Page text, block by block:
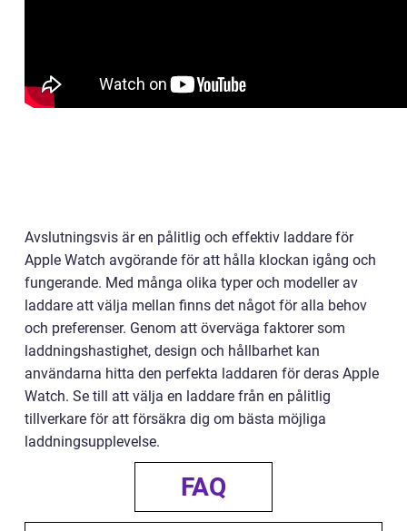
Avslutningsvis är en pålitlig och effektiv laddare för
Apple Watch avgörande för att hålla klockan igång och
fungerande. Med många olika typer och modeller av
laddare att välja mellan finns det något för alla behov
och preferenser. Genom att överväga faktorer som
laddningshastighet, design och hållbarhet kan
användarna hitta den perfekta laddaren för deras Apple
Watch. Se till att välja en laddare från en pålitlig
tillverkare för att försäkra dig om bästa möjliga
laddningsupplevelse.
FAQ